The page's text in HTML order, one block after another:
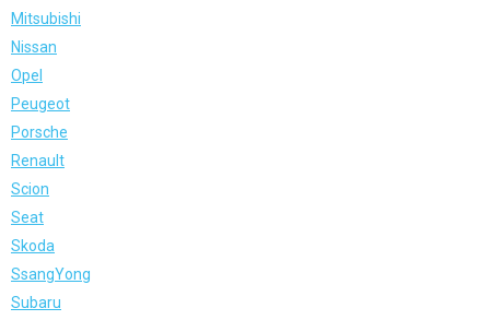
Mitsubishi
Nissan
Opel
Peugeot
Porsche
Renault
Scion
Seat
Skoda
SsangYong
Subaru